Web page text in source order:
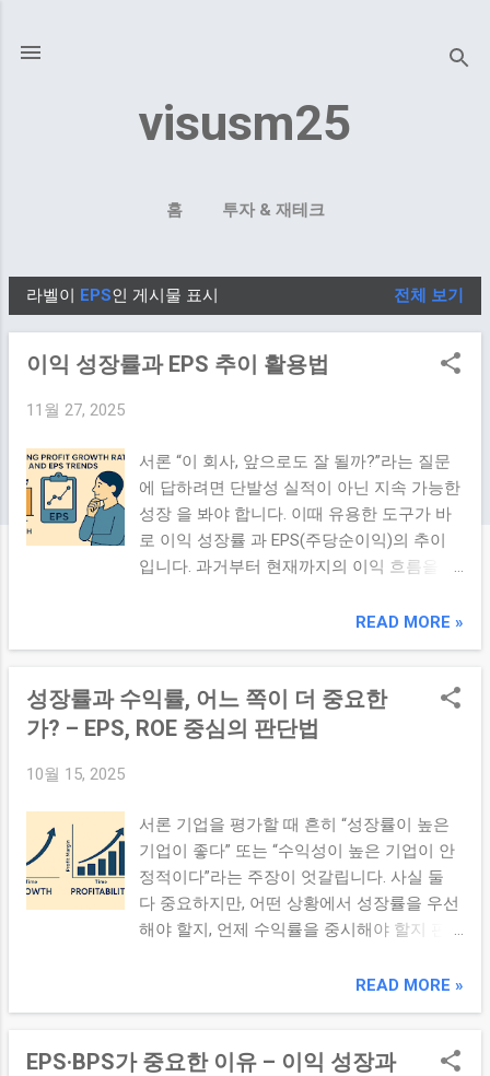
visusm25
홈 투자 & 재테크
글
라벨이 EPS인 게시물 표시 전체 보기
이익 성장률과 EPS 추이 활용법
11월 27, 2025
서론 “이 회사, 앞으로도 잘 될까?”라는 질문
에 답하려면 단발성 실적이 아닌 지속 가능한
성장 을 봐야 합니다. 이때 유용한 도구가 바
로 이익 성장률 과 EPS(주당순이익)의 추이
입니다. 과거부터 현재까지의 이익 흐름을 살
을 동시에 파악할 수 있습니다. 이번 글에서
용해야 하는지를 정리해보겠습니다. 본론 1.
EPS란 무엇이고 왜 중요한가? 먼저
즉, EPS가 높다는 것은 1주당 이익이 많다는
의미이고, 이는 투자자 입장에서 그 기업이
‘주당 이익 창출 능력이 좋다’는 신호입니다.
EPS는 기업의 수익성과 주주가치 창출 능력
을 평가하는 기본 지표로 널리 활용됩니다. 2.
가 높아도, 그 수준이 유지되는지, 혹은 점점
개선되고 있는지를 보는 것이 더 중요합니다.
또는 EPS가 얼마나 증가했는지를 백분율(%)
READ MORE »
성장률과 수익률, 어느 쪽이 더 중요한
가? – EPS, ROE 중심의 판단법
10월 15, 2025
서론 기업을 평가할 때 흔히 “성장률이 높은
기업이 좋다” 또는 “수익성이 높은 기업이 안
정적이다”라는 주장이 엇갈립니다. 사실 둘
다 중요하지만, 어떤 상황에서 성장률을 우선
해야 할지, 언제 수익률을 중시해야 할지 판
당순이익)** 와 **ROE(자기자본이익률)** 를
중심으로 성장률과 수익률을 비교하고, 투자
EPS와 ROE의 기본 개념 EPS (Earnings Per
READ MORE »
EPS·BPS가 중요한 이유 – 이익 성장과